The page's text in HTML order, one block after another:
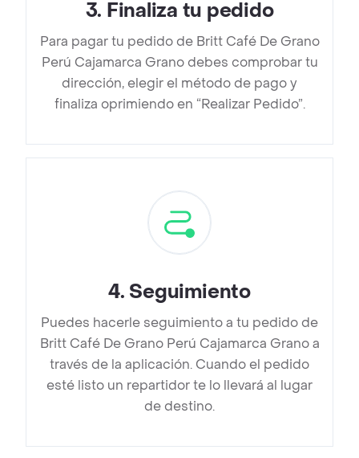
3. Finaliza tu pedido
Para pagar tu pedido de Britt Café De Grano
Perú Cajamarca Grano debes comprobar tu
dirección, elegir el método de pago y
finaliza oprimiendo en “Realizar Pedido”.
4. Seguimiento
Puedes hacerle seguimiento a tu pedido de
Britt Café De Grano Perú Cajamarca Grano a
través de la aplicación. Cuando el pedido
esté listo un repartidor te lo llevará al lugar
de destino.